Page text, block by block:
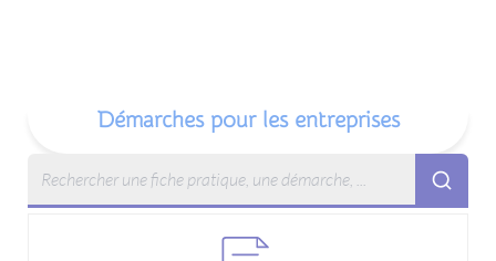
Démarches pour les entreprises